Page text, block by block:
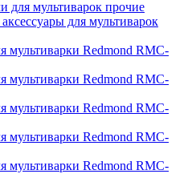
для мультиварок прочие
для мультиварок
мультиварки Redmond RMC-
мультиварки Redmond RMC-
мультиварки Redmond RMC-
мультиварки Redmond RMC-
мультиварки Redmond RMC-